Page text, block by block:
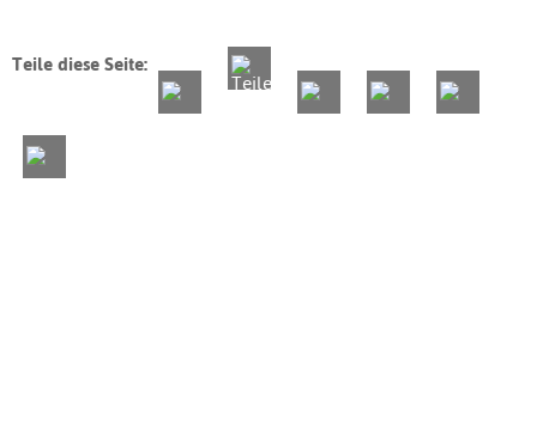
Teile diese Seite: